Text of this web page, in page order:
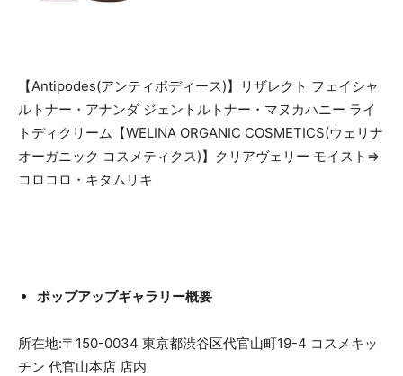
​【Antipodes(アンティポディース)】リザレクト フェイシャ
ルトナー・アナンダ ジェントルトナー・マヌカハニー ライ
トディクリーム【WELINA ORGANIC COSMETICS(ウェリナ
オーガニック コスメティクス)】クリアヴェリー モイスト⇒
コロコロ・キタムリキ
ポップアップギャラリー概要
所在地:〒150-0034 東京都渋谷区代官山町19-4 コスメキッ
チン 代官山本店 店内